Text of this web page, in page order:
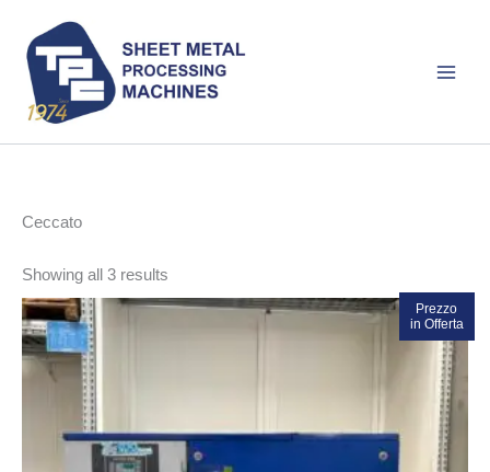
content
Ceccato
Showing all 3 results
latest
Sale!
Prezzo
in Offerta